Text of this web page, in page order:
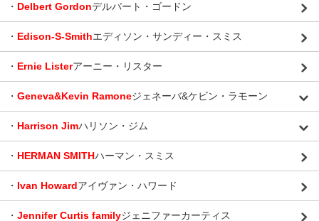
・ Delbert Gordonデルバート・ゴードン
・ Edison-S-Smithエディソン・サンディー・スミス
・ Ernie Listerアーニー・リスター
・ Geneva&Kevin Ramoneジェネーバ&ケビン・ラモーン
・ Harrison Jimハリソン・ジム
・ HERMAN SMITHハーマン・スミス
・ Ivan Howardアイヴァン・ハワード
・ Jennifer Curtis familyジェニファーカーティス